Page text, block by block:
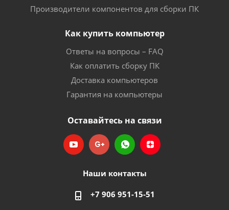
Производители компонентов для сборки ПК
Как купить компьютер
Ответы на вопросы – FAQ
Как оплатить сборку ПК
Доставка компьютеров
Гарантия на компьютеры
Оставайтесь на связи
Наши контакты
+7 906 951-15-51